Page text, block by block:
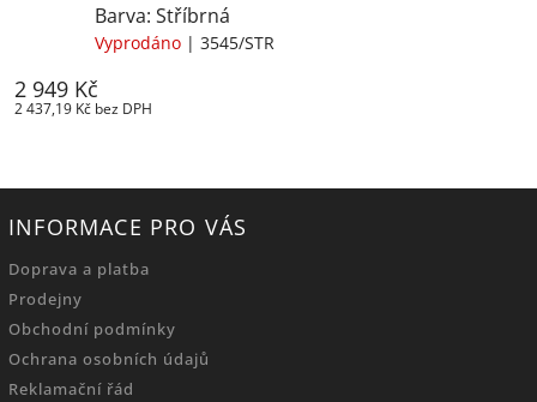
Barva: Stříbrná
Vyprodáno | 3545/STR
2 949 Kč
2 437,19 Kč bez DPH
INFORMACE PRO VÁS
Doprava a platba
Prodejny
Obchodní podmínky
Ochrana osobních údajů
Reklamační řád